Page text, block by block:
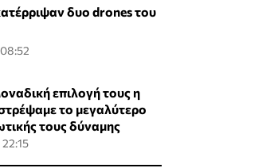
δυο drones του
επιλογή τους η
το μεγαλύτερο
τους δύναμης